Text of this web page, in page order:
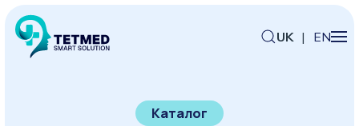
UK | EN
Каталог